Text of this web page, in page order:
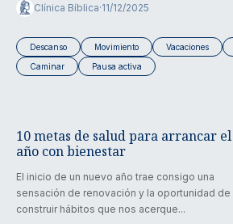
Clínica Bíblica·11/12/2025
Descanso Movimiento Vacaciones
Caminar
Pausa activa
10 metas de salud para arrancar el
año con bienestar
El inicio de un nuevo año trae consigo una
sensación de renovación y la oportunidad de
construir hábitos que nos acerque...